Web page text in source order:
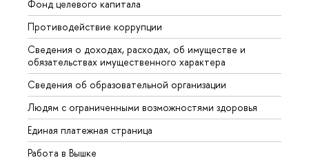
Фонд целевого капитала
Противодействие коррупции
Сведения о доходах, расходах, об имуществе и
обязательствах имущественного характера
Сведения об образовательной организации
Людям с ограниченными возможностями здоровья
Единая платежная страница
Работа в Вышке